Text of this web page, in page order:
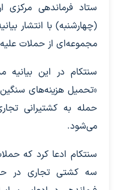
ستاد فرماندهی مرکزی
(چهارشنبه) با انتشار
مجموعه‌ای از حملات علیه
سنتکام در این
«تحمیل هزینه‌های
حمله به کشتیرانی
می‌شود.
سنتکام ادعا کرد که
سه کشتی تجاری در